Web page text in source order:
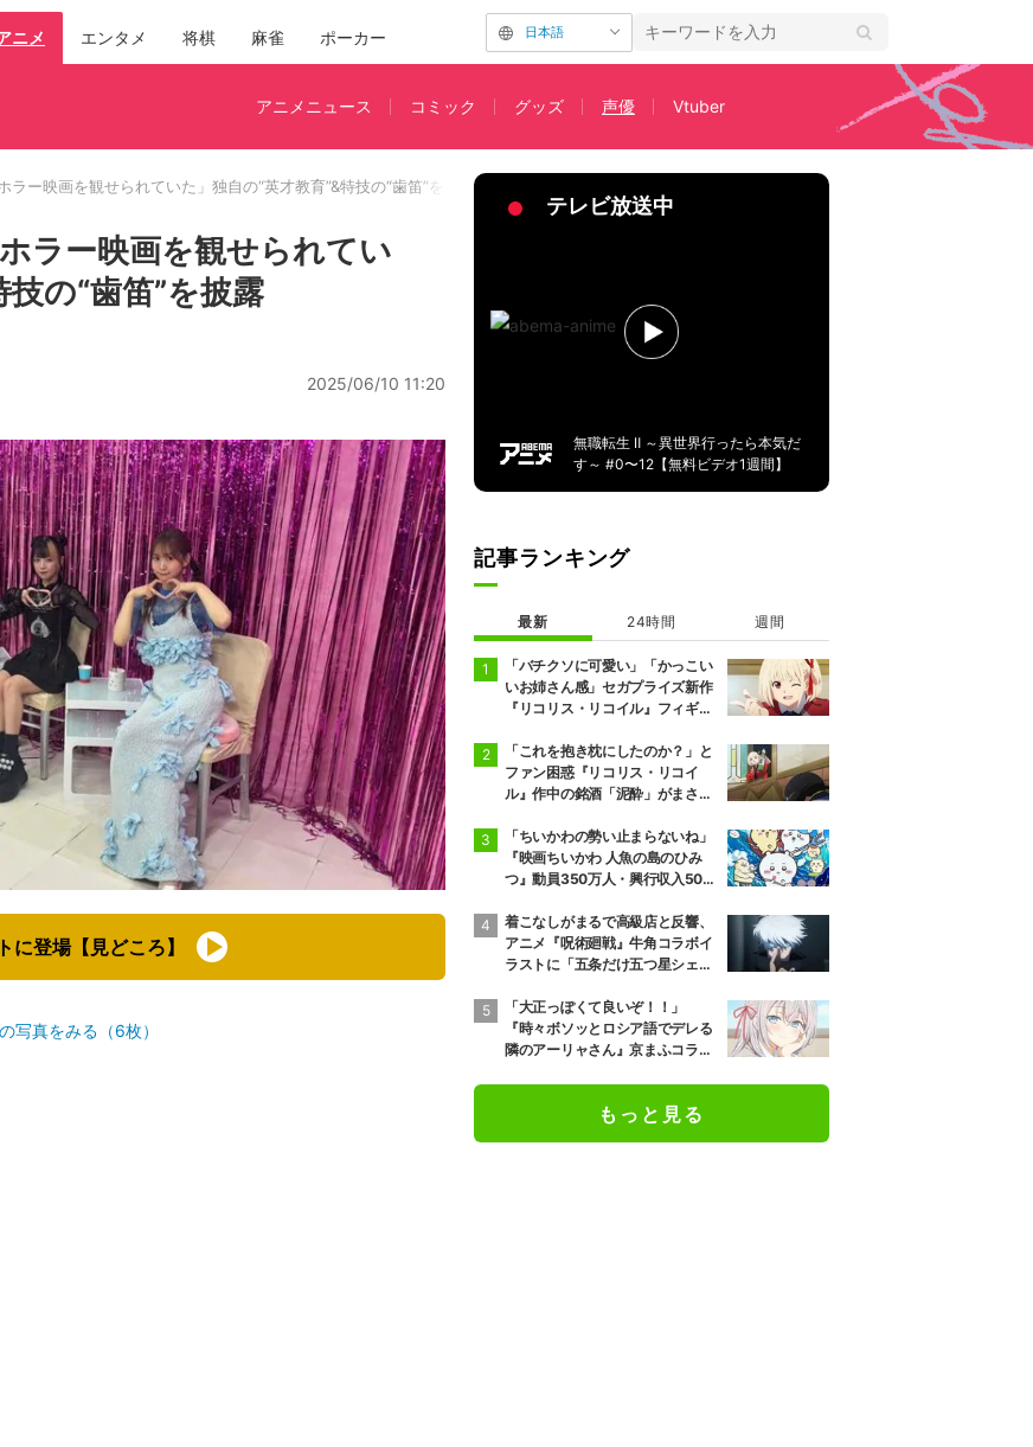
ニメ エンタメ 将棋 麻雀 ポーカー 日本語
アニメニュース コミック グッズ 声優 Vtuber
ラー映画を観せられていた」独自の“英才教育”&特技の“歯笛”を披露
ラー映画を観せられてい
の“歯笛”を披露
2025/06/10 11:20
に登場【見どころ】
写真をみる（6枚）
テレビ放送中
無職転生 Ⅱ ～異世界行ったら本気だ
す～ #0〜12【無料ビデオ1週間】
記事ランキング
最新 24時間 週間
「バチクソに可愛い」「かっこい
いお姉さん感」セガプライズ新作
『リコリス・リコイル』フィギュ
「これを抱き枕にしたのか？」と
ファン困惑『リコリス・リコイ
ル』作中の銘酒「泥酔」がまさか
「ちいかわの勢い止まらないね」
『映画ちいかわ 人魚の島のひみ
つ』動員350万人・興行収入50億
着こなしがまるで高級店と反響、
アニメ『呪術廻戦』牛角コラボイ
ラストに「五条だけ五つ星シェ
「大正っぽくて良いぞ！！」
『時々ボソッとロシア語でデレる
隣のアーリャさん』京まふコラボ
もっと見る